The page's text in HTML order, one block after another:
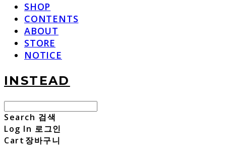
SHOP
CONTENTS
ABOUT
STORE
NOTICE
INSTEAD
Search 검색
Log In 로그인
Cart 장바구니